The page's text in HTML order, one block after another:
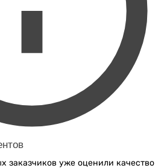
заказчиков уже оценили качество